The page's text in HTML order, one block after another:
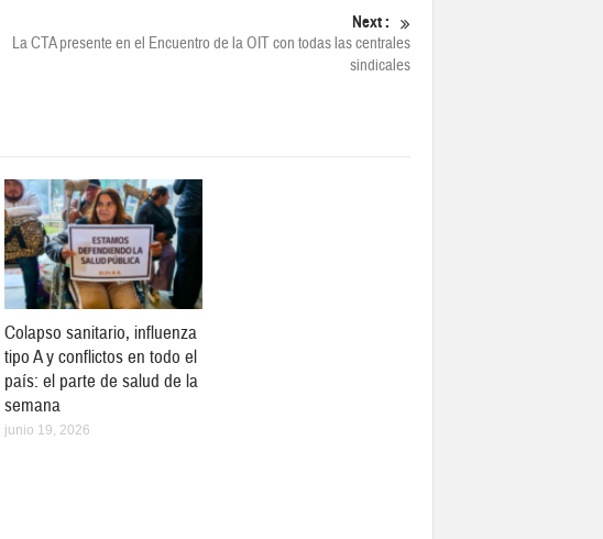
Next :
La CTA presente en el Encuentro de la OIT con todas las centrales
sindicales
Colapso sanitario, influenza
tipo A y conflictos en todo el
país: el parte de salud de la
semana
junio 19, 2026